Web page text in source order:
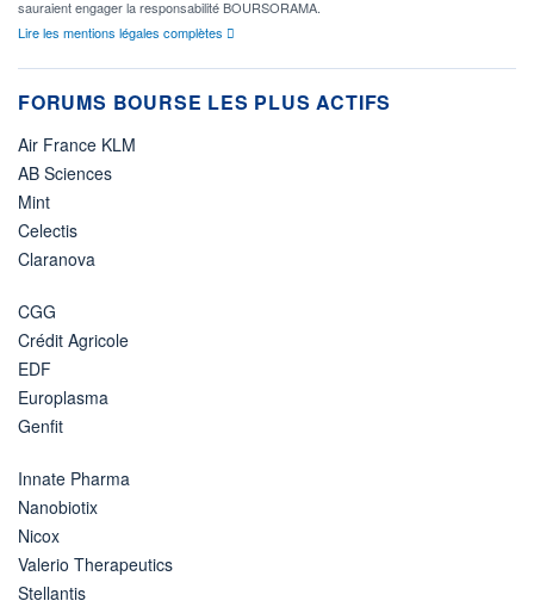
sauraient engager la responsabilité BOURSORAMA.
Lire les mentions légales complètes
FORUMS BOURSE LES PLUS ACTIFS
Air France KLM
AB Sciences
Mint
Celectis
Claranova
CGG
Crédit Agricole
EDF
Europlasma
Genfit
Innate Pharma
Nanobiotix
Nicox
Valerio Therapeutics
Stellantis